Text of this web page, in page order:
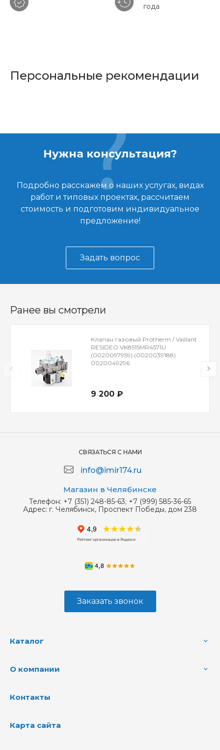
года
Персональные рекомендации
Нужна консультация?
Подробно расскажем о наших услугах, видах
работ и типовых проектах, рассчитаем
стоимость и подготовим индивидуальное
предложение!
Задать вопрос
Ранее вы смотрели
Клапан газовый Protherm / Vaillant
RESIDEO VK8515MR4571U
(0020097959) (0020039188)
0020049296
9 200 ₽
СВЯЗАТЬСЯ С НАМИ
info@imir174.ru
Магазин в Челябинске
Телефон: +7 (351) 248-85-63; +7 (999) 585-36-65
Адрес: г. Челябинск, Проспект Победы, дом 238
Заказать звонок
Каталог
О компании
Контакты
Карта сайта